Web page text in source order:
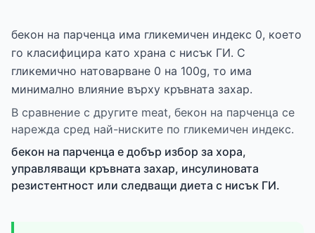
бекон на парченца има гликемичен индекс 0, което
го класифицира като храна с нисък ГИ. С
гликемично натоварване 0 на 100g, то има
минимално влияние върху кръвната захар.
В сравнение с другите meat, бекон на парченца се
нарежда сред най-ниските по гликемичен индекс.
бекон на парченца е добър избор за хора,
управляващи кръвната захар, инсулиновата
резистентност или следващи диета с нисък ГИ.